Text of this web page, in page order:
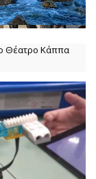
Θέατρο Κάππα